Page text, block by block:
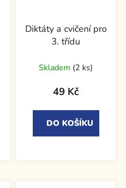
Diktáty a cvičení pro
3. třídu
Skladem (2 ks)
49 Kč
DO KOŠÍKU